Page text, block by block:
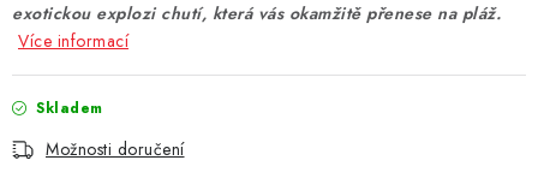
PŘÍSLUŠENSTVÍ
Vše o nákupu Jak reklamovat či vrátit zboží
exotickou explozi chutí, která vás okamžitě přenese na pláž.
Více informací
Skladem
Možnosti doručení